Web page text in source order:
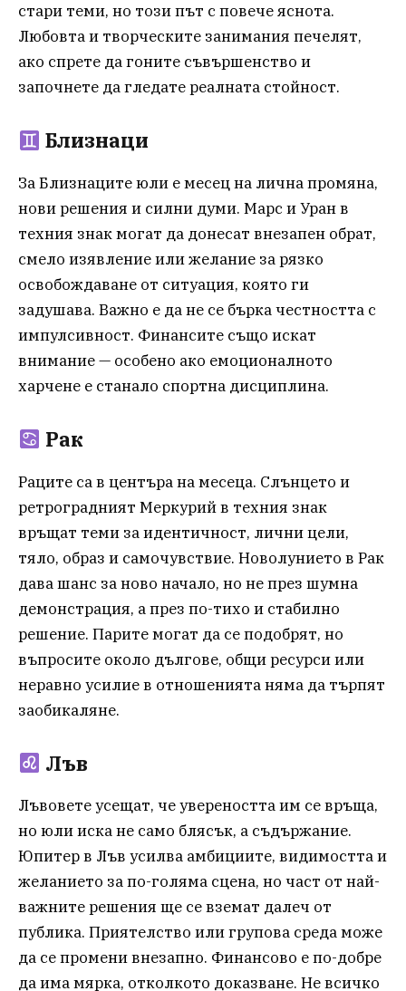
стари теми, но този път с повече яснота.
Любовта и творческите занимания печелят,
ако спрете да гоните съвършенство и
започнете да гледате реалната стойност.
Близнаци
За Близнаците юли е месец на лична промяна,
нови решения и силни думи. Марс и Уран в
техния знак могат да донесат внезапен обрат,
смело изявление или желание за рязко
освобождаване от ситуация, която ги
задушава. Важно е да не се бърка честността с
импулсивност. Финансите също искат
внимание — особено ако емоционалното
харчене е станало спортна дисциплина.
Рак
Раците са в центъра на месеца. Слънцето и
ретроградният Меркурий в техния знак
връщат теми за идентичност, лични цели,
тяло, образ и самочувствие. Новолунието в Рак
дава шанс за ново начало, но не през шумна
демонстрация, а през по-тихо и стабилно
решение. Парите могат да се подобрят, но
въпросите около дългове, общи ресурси или
неравно усилие в отношенията няма да търпят
заобикаляне.
Лъв
Лъвовете усещат, че увереността им се връща,
но юли иска не само блясък, а съдържание.
Юпитер в Лъв усилва амбициите, видимостта и
желанието за по-голяма сцена, но част от най-
важните решения ще се вземат далеч от
публика. Приятелство или групова среда може
да се промени внезапно. Финансово е по-добре
да има мярка, отколкото доказване. Не всичко